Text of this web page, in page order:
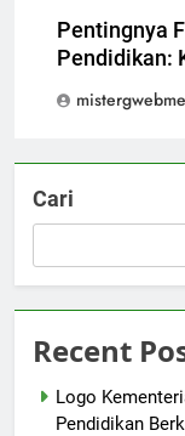
Pentingnya
Pendidikan:
Cari
Recent
Logo
Pendidikan